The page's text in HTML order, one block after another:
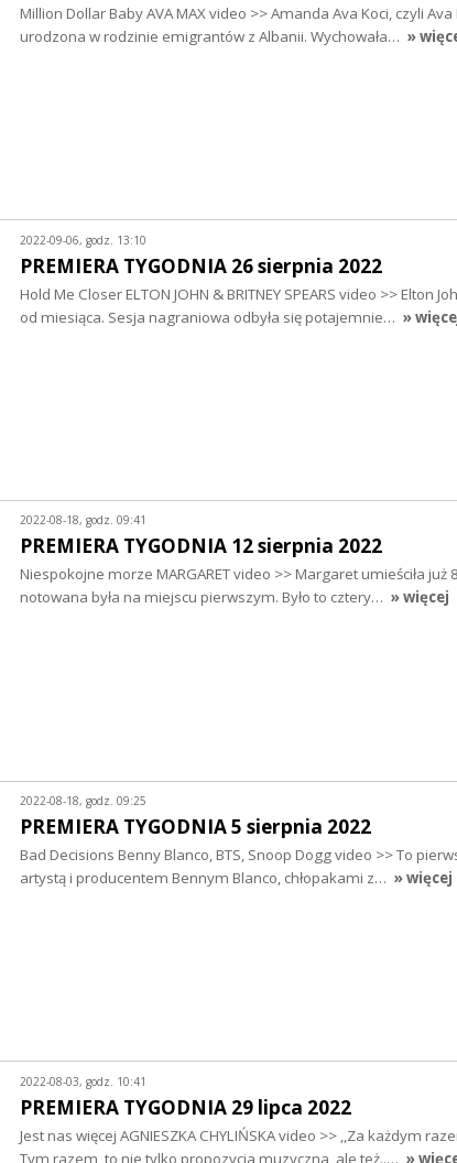
Million Dollar Baby AVA MAX video >> Amanda Ava Koci, czyli
urodzona w rodzinie emigrantów z Albanii. Wychowała… »
2022-09-06, godz. 13:10
PREMIERA TYGODNIA 26 sierpnia 2022
Hold Me Closer ELTON JOHN & BRITNEY SPEARS video >>
od miesiąca. Sesja nagraniowa odbyła się potajemnie… »
2022-08-18, godz. 09:41
PREMIERA TYGODNIA 12 sierpnia 2022
Niespokojne morze MARGARET video >> Margaret umieściła
notowana była na miejscu pierwszym. Było to cztery… » więcej
2022-08-18, godz. 09:25
PREMIERA TYGODNIA 5 sierpnia 2022
Bad Decisions Benny Blanco, BTS, Snoop Dogg video >> To
artystą i producentem Bennym Blanco, chłopakami z… » więcej
2022-08-03, godz. 10:41
PREMIERA TYGODNIA 29 lipca 2022
Jest nas więcej AGNIESZKA CHYLIŃSKA video >> ,,Za każdym
Tym razem, to nie tylko propozycja muzyczna, ale też..… »